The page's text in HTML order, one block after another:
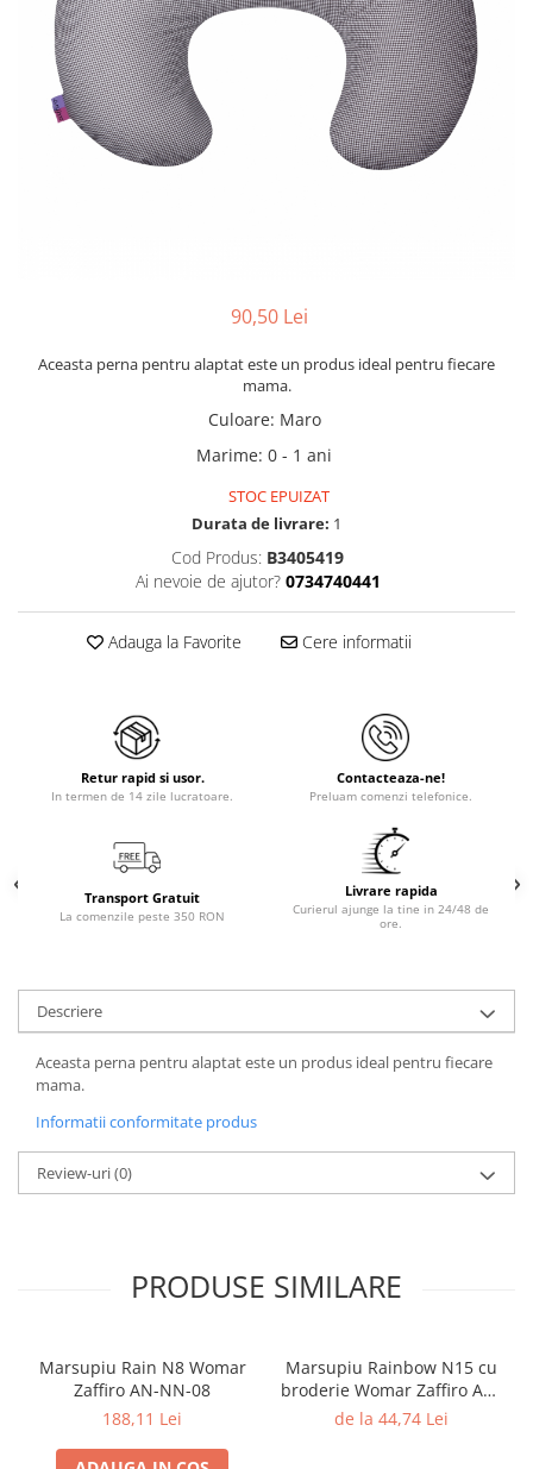
90,50 Lei
Aceasta perna pentru alaptat este un produs ideal pentru fiecare
mama.
Culoare: Maro
Marime: 0 - 1 ani
STOC EPUIZAT
Durata de livrare: 1
Cod Produs: B3405419
Ai nevoie de ajutor? 0734740441
Adauga la Favorite Cere informatii
Retur rapid si usor.
In termen de 14 zile lucratoare.
Contacteaza-ne!
Preluam comenzi telefonice.
Transport Gratuit
La comenzile peste 350 RON
Livrare rapida
Curierul ajunge la tine in 24/48 de
ore.
Descriere
Aceasta perna pentru alaptat este un produs ideal pentru fiecare
mama.
Informatii conformitate produs
Review-uri(0)
PRODUSE SIMILARE
Marsupiu Rain N8 Womar
Zaffiro AN-NN-08
188,11 Lei
Marsupiu Rainbow N15 cu
broderie Womar Zaffiro AN-
NZ-15E
de la 44,74 Lei